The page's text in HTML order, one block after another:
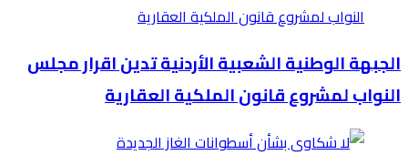
الجبهة الوطنية الشعبية الأردنية تدين اقرار مجلس
النواب لمشروع قانون الملكية العقارية